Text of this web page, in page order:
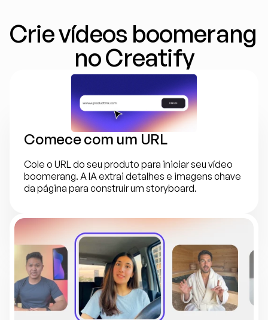
Crie vídeos boomerang
no Creatify
Comece com um URL
Cole o URL do seu produto para iniciar seu vídeo
boomerang. A IA extrai detalhes e imagens chave
da página para construir um storyboard.